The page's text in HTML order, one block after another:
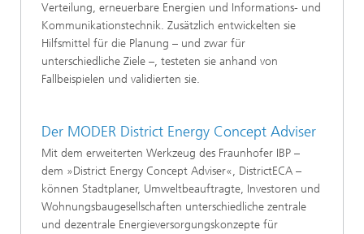
Verteilung, erneuerbare Energien und Informations- und
Kommunikationstechnik. Zusätzlich entwickelten sie
Hilfsmittel für die Planung – und zwar für
unterschiedliche Ziele –, testeten sie anhand von
Fallbeispielen und validierten sie.
Der MODER District Energy Concept Adviser
Mit dem erweiterten Werkzeug des Fraunhofer IBP –
dem »District Energy Concept Adviser«, DistrictECA –
können Stadtplaner, Umweltbeauftragte, Investoren und
Wohnungsbaugesellschaften unterschiedliche zentrale
und dezentrale Energieversorgungskonzepte für